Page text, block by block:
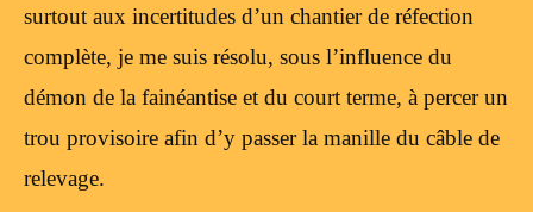
surtout aux incertitudes d’un chantier de réfection
complète, je me suis résolu, sous l’influence du
démon de la fainéantise et du court terme, à percer un
trou provisoire afin d’y passer la manille du câble de
relevage.